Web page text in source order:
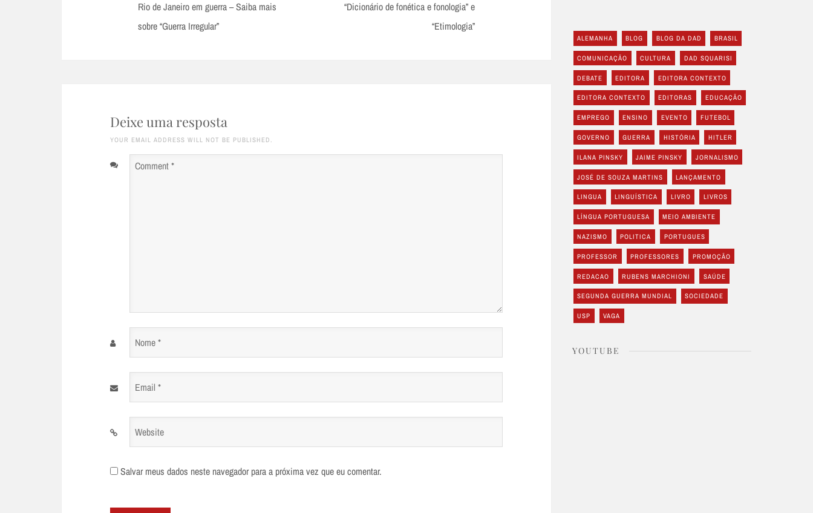
navigation
Anterior:
Rio de Janeiro em guerra – Saiba mais
sobre “Guerra Irregular”
“Dicionário de fonética e fonologia” e
“Etimologia”
Deixe uma resposta
YOUR EMAIL ADDRESS WILL NOT BE PUBLISHED.
Comment
Nome
Email
Website
Salvar meus dados neste navegador para a próxima vez que eu comentar.
ALEMANHA BLOG BLOG DA DAD BRASIL
COMUNICAÇÃO CULTURA DAD SQUARISI
DEBATE EDITORA EDITORA CONTEXTO
EDITORA CONTEXTO EDITORAS EDUCAÇÃO
EMPREGO ENSINO EVENTO FUTEBOL
GOVERNO GUERRA HISTÓRIA HITLER
ILANA PINSKY JAIME PINSKY JORNALISMO
JOSÉ DE SOUZA MARTINS LANÇAMENTO
LINGUA LINGUÍSTICA LIVRO LIVROS
LÍNGUA PORTUGUESA MEIO AMBIENTE
NAZISMO POLITICA PORTUGUES
PROFESSOR PROFESSORES PROMOÇÃO
REDACAO RUBENS MARCHIONI SAÚDE
SEGUNDA GUERRA MUNDIAL SOCIEDADE
USP VAGA
YOUTUBE